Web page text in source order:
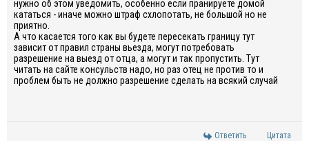
нужно об этом уведомить, особенно если пранируете домой
кататься - иначе можно штраф схлопотать, не большой но не
приятно.
А что касается того как вы будете пересекать границу тут
зависит от правил страны вьезда, могут потребовать
разрешение на выезд от отца, а могут и так пропустить. Тут
читать на сайте консульств надо, но раз отец не против то и
проблем быть не должно разрешение сделать на всякий случай
Ответить Цитата